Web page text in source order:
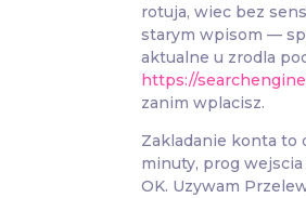
rotuja, wiec bez
starym wpisom —
aktualne u zrodla
https://
zanim wplacisz.
Zakladanie konta to
minuty, prog
OK. Uzywam